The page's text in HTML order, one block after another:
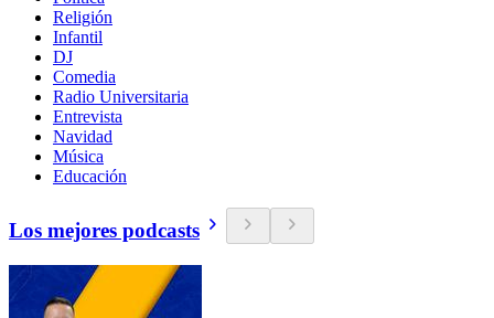
Religión
Infantil
DJ
Comedia
Radio Universitaria
Entrevista
Navidad
Música
Educación
Los mejores podcasts